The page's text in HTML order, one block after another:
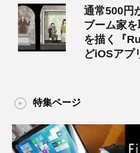
通常500円
ブーム家
を描く『
どiOSアプ
特集ページ